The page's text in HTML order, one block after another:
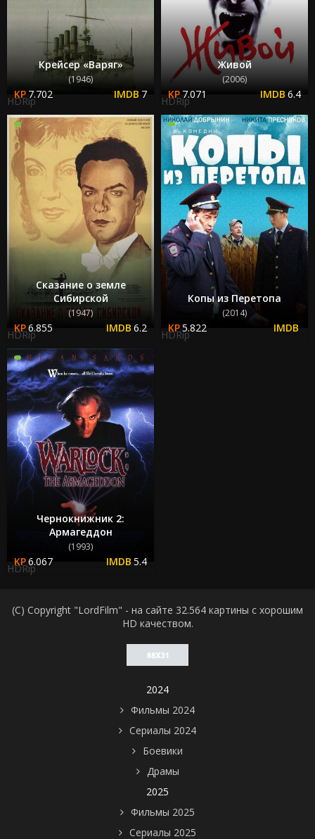
Крейсер «Варяг»
(1946)
7.702 7
HDRip
Живой
(2006)
7.071 6.4
HDRip
Сказание о земле
Сибирской
(1947)
6.855 6.2
HDRip
Копы из Перетопа
(2014)
5.822
HDRip
Чернокнижник 2:
Армагеддон
(1993)
6.067 5.4
HDRip
(C) Copyright "LordFilm" - на сайте 32.564 картины с хорошим
HD качеством.
2024
Фильмы 2024
Сериалы 2024
Боевики
Драмы
2025
Фильмы 2025
Сериалы 2025